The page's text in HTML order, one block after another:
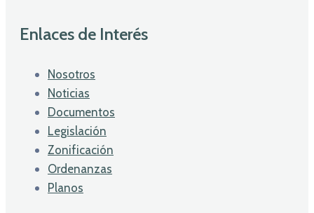
Enlaces de Interés
Nosotros
Noticias
Documentos
Legislación
Zonificación
Ordenanzas
Planos